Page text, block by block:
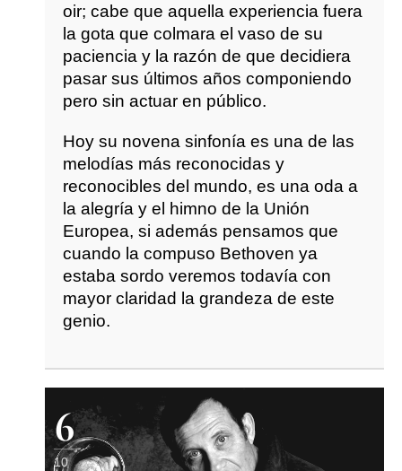
oir; cabe que aquella experiencia fuera
la gota que colmara el vaso de su
paciencia y la razón de que decidiera
pasar sus últimos años componiendo
pero sin actuar en público.
Hoy su novena sinfonía es una de las
melodías más reconocidas y
reconocibles del mundo, es una oda a
la alegría y el himno de la Unión
Europea, si además pensamos que
cuando la compuso Bethoven ya
estaba sordo veremos todavía con
mayor claridad la grandeza de este
genio.
6
10